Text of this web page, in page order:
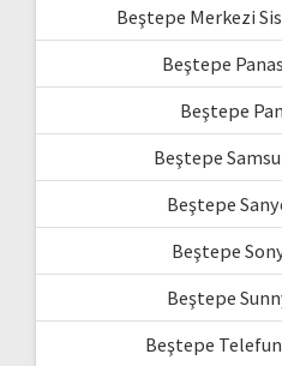
Beştepe Merkezi
Beştepe
Beştepe
Beştepe
Beştepe
Beştepe
Beştepe
Beştepe